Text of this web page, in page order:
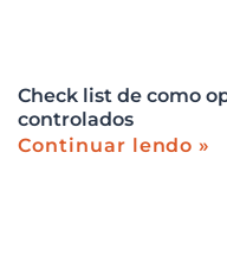
Check list de como
controlados
Continuar lendo »